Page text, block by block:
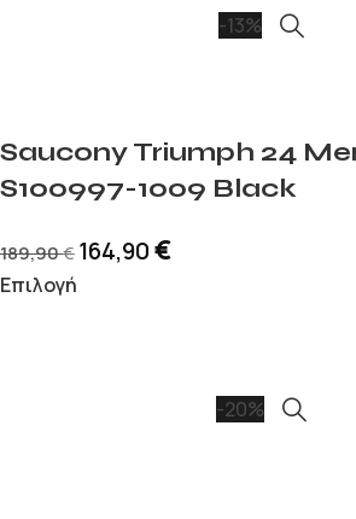
-13%
Saucony Triumph 24
S100997-1009 Black
189,90€ 164,90€
Επιλογή
-20%